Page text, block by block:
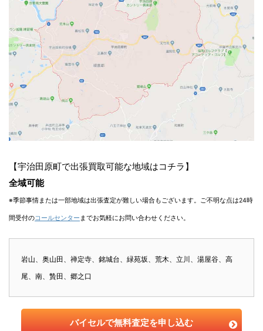
【宇治田原町で出張買取可能な地域はコチラ】
全域可能
※季節事情または一部地域は出張査定が難しい場合もございます。ご不明な点は24時
間受付のコールセンター までお気軽にお問い合わせください。
岩山、奥山田、禅定寺、銘城台、緑苑坂、荒木、立川、湯屋谷、高
尾、南、贄田、郷之口
バイセルで無料査定を申し込む